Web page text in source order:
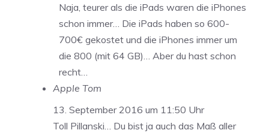
Naja, teurer als die iPads waren die iPhones
schon immer… Die iPads haben so 600-
700€ gekostet und die iPhones immer um
die 800 (mit 64 GB)… Aber du hast schon
recht…
Apple Tom
13. September 2016 um 11:50 Uhr
Toll Pillanski… Du bist ja auch das Maß aller